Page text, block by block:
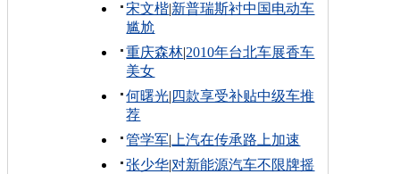
宋文楷|新普瑞斯衬中国电动车
尴尬
重庆森林|2010年台北车展香车
美女
何曙光| 四款享受补贴中级车推
荐
管学军| 上汽在传承路上加速
张少华|对新能源汽车不限牌摇